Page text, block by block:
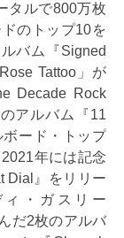
タルで800万枚
のトップ10を
バム『Signed
Tattoo」が
Decade Rock
アルバム『11
ボード・トップ
年には記念
Dial』をリリー
ィ・ガスリー
だ2枚のアルバ